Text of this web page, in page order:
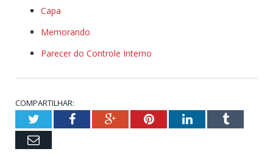
Capa
Memorando
Parecer do Controle Interno
COMPARTILHAR:
TwitterFacebookGoogle+PinterestLinkedInTumblr
Email